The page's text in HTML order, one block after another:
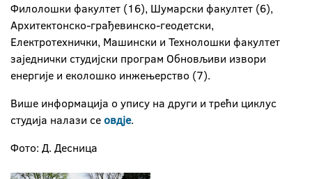
Филолошки факултет (16), Шумарски факултет (6),
Архитектонско-грађевинско-геодетски,
Електротехнички, Машински и Технолошки факултет
заједнички студијски програм Обновљиви извори
енергије и еколошко инжењерство (7).
Више информација о упису на други и трећи циклус
студија налази се овдје.
Фото: Д. Десница